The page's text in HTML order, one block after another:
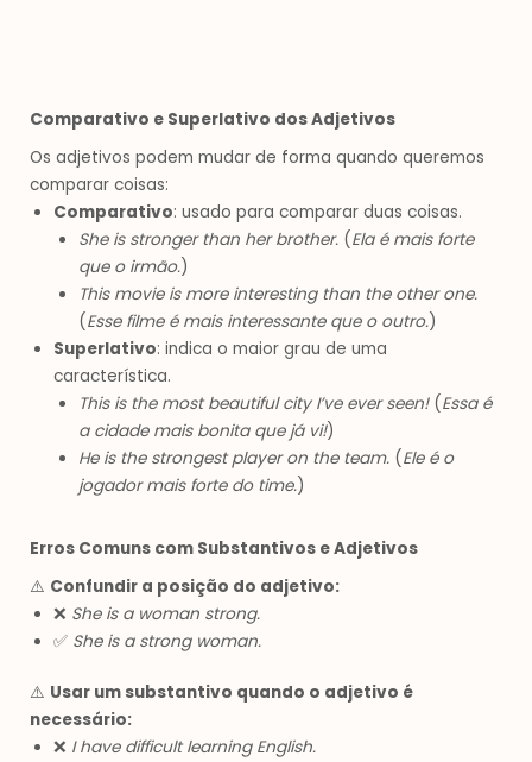
Comparativo e Superlativo dos Adjetivos
Os adjetivos podem mudar de forma quando queremos
comparar coisas:
Comparativo: usado para comparar duas coisas.
She is stronger than her brother.(Ela é mais forte
que o irmão.)
This movie is more interesting than the other one.
(Esse filme é mais interessante que o outro.)
Superlativo: indica o maior grau de uma
característica.
This is the most beautiful city I’ve ever seen!(Essa é
a cidade mais bonita que já vi!)
He is the strongest player on the team.(Ele é o
jogador mais forte do time.)
Erros Comuns com Substantivos e Adjetivos
⚠️ Confundir a posição do adjetivo:
❌ She is a woman strong.
✅ She is a strong woman.
⚠️ Usar um substantivo quando o adjetivo é
necessário:
❌ I have difficult learning English.